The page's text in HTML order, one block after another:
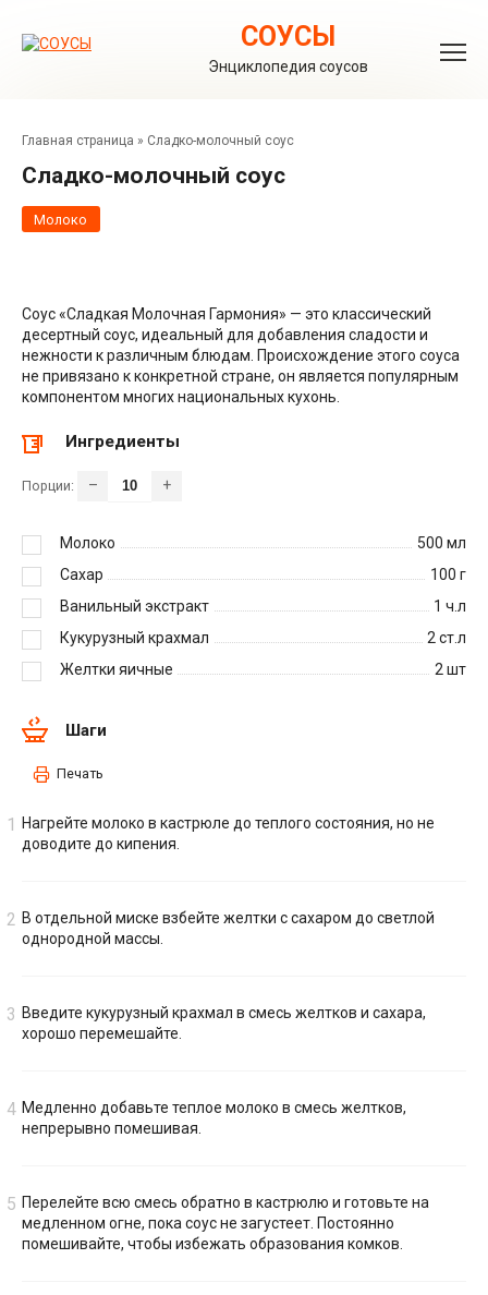
контенту
СОУСЫ
Энциклопедия соусов
Главная страница » Сладко-молочный соус
Сладко-молочный соус
Молоко
Соус «Сладкая Молочная Гармония» — это классический
десертный соус, идеальный для добавления сладости и
нежности к различным блюдам. Происхождение этого соуса
не привязано к конкретной стране, он является популярным
компонентом многих национальных кухонь.
Ингредиенты
Порции: – +
Молоко 500 мл
Сахар
100 г
Ванильный экстракт
1 ч.л
Кукурузный крахмал
2 ст.л
Желтки яичные
2 шт
Шаги
Печать
Нагрейте молоко в кастрюле до теплого состояния, но не
доводите до кипения.
В отдельной миске взбейте желтки с сахаром до светлой
однородной массы.
Введите кукурузный крахмал в смесь желтков и сахара,
хорошо перемешайте.
Медленно добавьте теплое молоко в смесь желтков,
непрерывно помешивая.
Перелейте всю смесь обратно в кастрюлю и готовьте на
медленном огне, пока соус не загустеет. Постоянно
помешивайте, чтобы избежать образования комков.